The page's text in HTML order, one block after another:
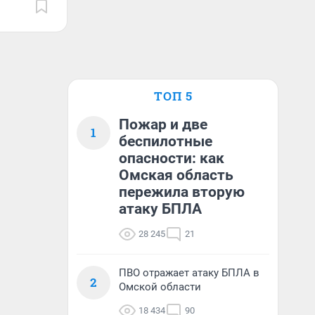
ТОП 5
1
Пожар и две
беспилотные
опасности: как
Омская область
пережила вторую
атаку БПЛА
28 245 21
2
ПВО отражает атаку БПЛА в
Омской области
18 434 90